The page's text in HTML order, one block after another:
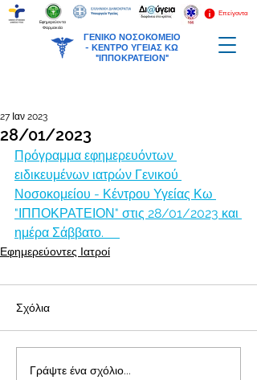
ΓΕΝΙΚΟ ΝΟΣΟΚΟΜΕΙΟ
- ΚΕΝΤΡΟ ΥΓΕΙΑΣ ΚΩ
"ΙΠΠΟΚΡΑΤΕΙΟΝ"
Επείγοντα
Εφημερεύοντα
Φαρμακεία
28/01/2023
27 Ιαν 2023
Πρόγραμμα εφημερευόντων
ειδικευμένων ιατρών Γενικού
Νοσοκομείου - Κέντρου Υγείας Κω
"ΙΠΠΟΚΡΑΤΕΙΟΝ" στις 28/01/2023 και
ημέρα Σάββατο.
Εφημερεύοντες Ιατροί
Σχόλια
Γράψτε ένα σχόλιο...